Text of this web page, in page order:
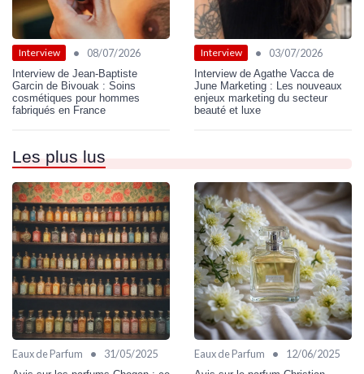
Interview • 08/07/2026
Interview de Jean-Baptiste
Garcin de Bivouak : Soins
cosmétiques pour hommes
fabriqués en France
Interview • 03/07/2026
Interview de Agathe Vacca de
June Marketing : Les nouveaux
enjeux marketing du secteur
beauté et luxe
Les plus lus
Eaux de Parfum • 31/05/2025 Eaux de Parfum • 12/06/2025